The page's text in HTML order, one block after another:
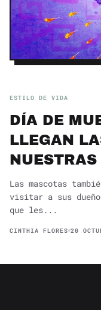
ESTILO DE VIDA
DÍA DE
LLEGAN
Las mascotas
visitar a sus
que les...
CINTHIA FLORES 20